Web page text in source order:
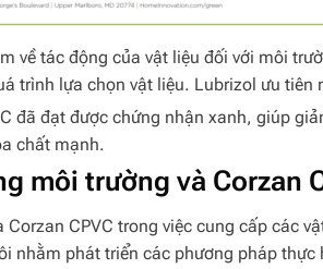
về tác động của vật liệu đối với môi
trình lựa chọn vật liệu. Lubrizol ưu tiên
đã đạt được chứng nhận xanh, giúp
chất mạnh.
môi trường và Corzan
Corzan CPVC trong việc cung cấp các
nhằm phát triển các phương pháp